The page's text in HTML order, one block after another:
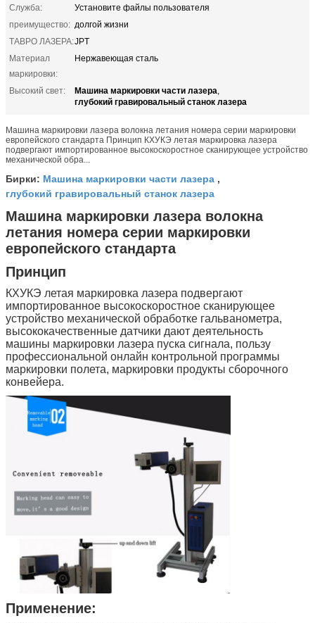
Служба:
Установите файлы пользователя
преимущество: долгой жизни
ТАВРО ЛАЗЕРА:JPT
Материал
маркировки:
Нержавеющая сталь
Высокий свет: Машина маркировки части лазера,
глубокий гравировальный станок лазера
Машина маркировки лазера волокна летания номера серии маркировки
европейского стандарта Принцип КХУКЭ летая маркировка лазера
подвергают импортированное высокоскоростное сканирующее устройство
механической обра...
Бирки: Машина маркировки части лазера ,
глубокий гравировальный станок лазера
Машина маркировки лазера волокна
летания номера серии маркировки
европейского стандарта
Принцип
КХУКЭ летая маркировка лазера подвергают
импортированное высокоскоростное сканирующее
устройство механической обработке гальванометра,
высококачественные датчики дают деятельность
машины маркировки лазера пуска сигнала, пользу
профессиональной онлайн контрольной программы
маркировки полета, маркировки продукты сборочного
конвейера.
Применение: